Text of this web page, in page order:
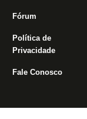
Fórum
Política de
Privacidade
Fale Conosco